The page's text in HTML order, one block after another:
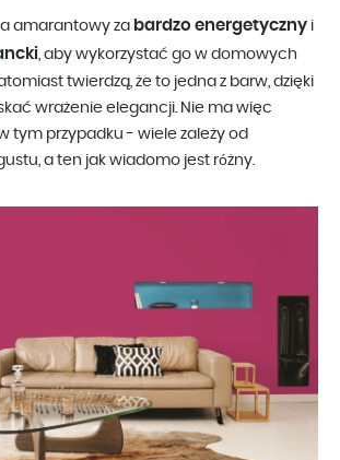
amarantowy za bardzo energetyczny i
, aby wykorzystać go w domowych
twierdzą, że to jedna z barw, dzięki
wrażenie elegancji. Nie ma więc
tym przypadku - wiele zależy od
a ten jak wiadomo jest różny.